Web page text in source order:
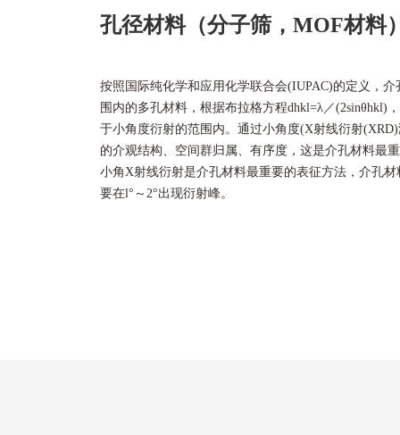
孔径材料（分子筛，MOF材料
按照国际纯化学和应用化学联合会(IUPAC)的定义，
围内的多孔材料，根据布拉格方程dhkl=λ／(2sinθhkl)
于小角度衍射的范围内。通过小角度(X射线衍射
的介观结构、空间群归属、有序度，这是介孔材料最
小角X射线衍射是介孔材料最重要的表征方法，介孔
要在l°～2°出现衍射峰。